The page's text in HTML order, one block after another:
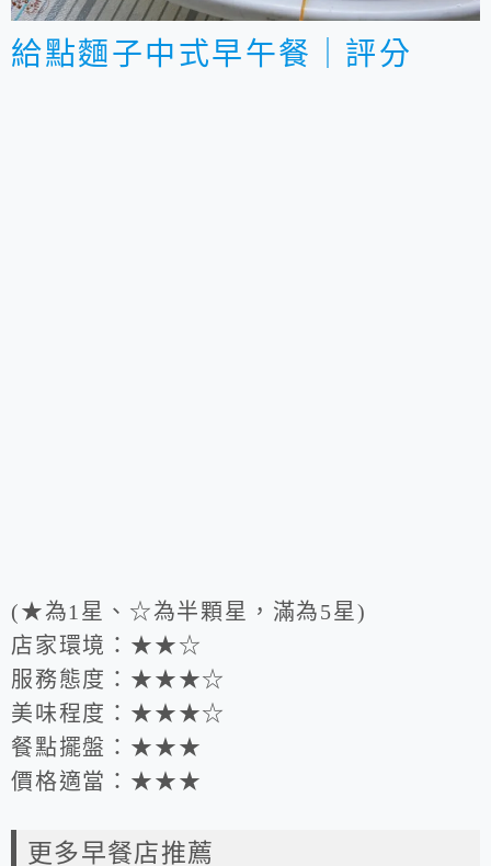
給點麵子中式早午餐｜評分
(★為1星、☆為半顆星，滿為5星)
店家環境：★★☆
服務態度：★★★☆
美味程度：★★★☆
餐點擺盤：★★★
價格適當：★★★
更多早餐店推薦